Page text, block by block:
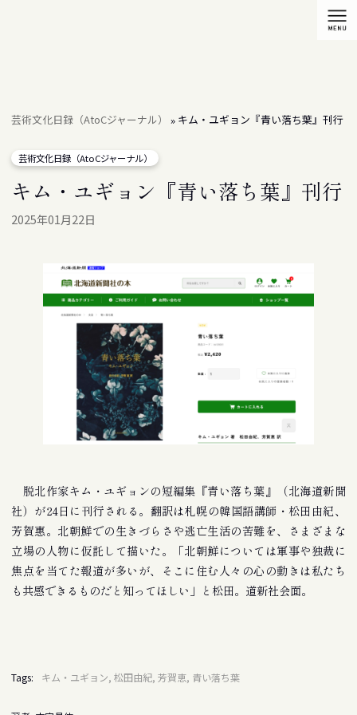
芸術文化日録（AtoCジャーナル） » キム・ユギョン『青い落ち葉』刊行
芸術文化日録（AtoCジャーナル）
キム・ユギョン『青い落ち葉』刊行
2025年01月22日
脱北作家キム・ユギョンの短編集『青い落ち葉』（北海道新聞
社）が24日に刊行される。翻訳は札幌の韓国語講師・松田由紀、
芳賀惠。北朝鮮での生きづらさや逃亡生活の苦難を、さまざまな
立場の人物に仮託して描いた。「北朝鮮については軍事や独裁に
焦点を当てた報道が多いが、そこに住む人々の心の動きは私たち
も共感できるものだと知ってほしい」と松田。道新社会面。
Tags: キム・ユギョン, 松田由紀, 芳賀恵, 青い落ち葉